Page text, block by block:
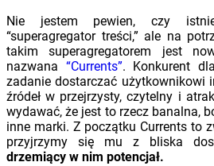
Nie jestem pewien, czy
“superagregator treści,” ale na
takim superagregatorem jest
nazwana “Currents”. Konkurent
zadanie dostarczać użytkownikowi
źródeł w przejrzysty, czytelny i
wydawać, że jest to rzecz banalna,
inne marki. Z początku Currents to
przyjrzymy się mu z bliska
drzemiący w nim potencjał.